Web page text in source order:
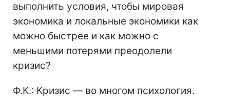
выполнить условия, чтобы мировая
экономика и локальные экономики как
можно быстрее и как можно с
меньшими потерями преодолели
кризис?
Ф.К.: Кризис — во многом психология.